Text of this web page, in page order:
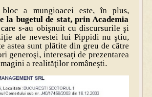
bloc a mungioacei este, în plus,
la bugetul de stat, prin Academia
s-au obişnuit cu discursurile şi
ale nevestei lui Pippidi nu ştiu,
astea sunt plătite din greu de către
generoşi, interesaţi de prezentarea
a realităţilor româneşti.